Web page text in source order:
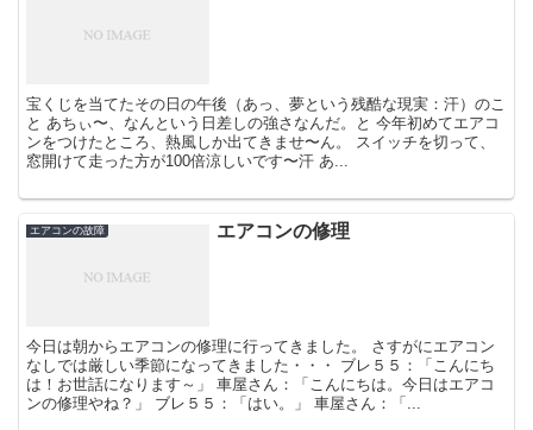
宝くじを当てたその日の午後（あっ、夢という残酷な現実：汗）のこ
と あちぃ〜、なんという日差しの強さなんだ。と 今年初めてエアコ
ンをつけたところ、熱風しか出てきませ〜ん。 スイッチを切って、
窓開けて走った方が100倍涼しいです〜汗 あ...
エアコンの故障 エアコンの修理
今日は朝からエアコンの修理に行ってきました。 さすがにエアコン
なしでは厳しい季節になってきました・・・ ブレ５５：「こんにち
は！お世話になります～」 車屋さん：「こんにちは。今日はエアコ
ンの修理やね？」 ブレ５５：「はい。」 車屋さん：「...